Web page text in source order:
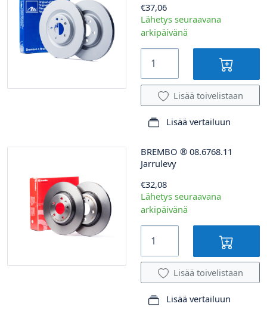
€37,06
Lähetys seuraavana
arkipäivänä
Lisää toivelistaan
Lisää vertailuun
BREMBO ® 08.6768.11
Jarrulevy
€32,08
Lähetys seuraavana
arkipäivänä
Lisää toivelistaan
Lisää vertailuun